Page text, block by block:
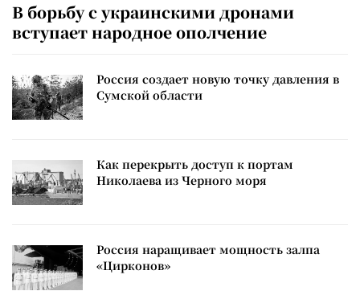
В борьбу с украинскими дронами
вступает народное ополчение
Россия создает новую точку давления в
Сумской области
Как перекрыть доступ к портам
Николаева из Черного моря
Россия наращивает мощность залпа
«Цирконов»